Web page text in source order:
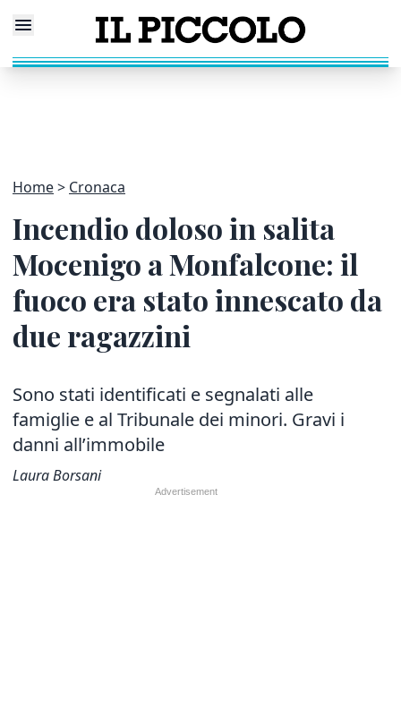
Home Cronaca
Incendio doloso in salita
Mocenigo a Monfalcone: il
fuoco era stato innescato da
due ragazzini
Sono stati identificati e segnalati alle
famiglie e al Tribunale dei minori. Gravi i
danni all’immobile
Laura Borsani